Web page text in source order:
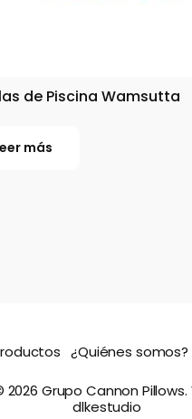
de Piscina Wamsutta
más
¿Quiénes somos?
Grupo Cannon Pillows.
dlkestudio